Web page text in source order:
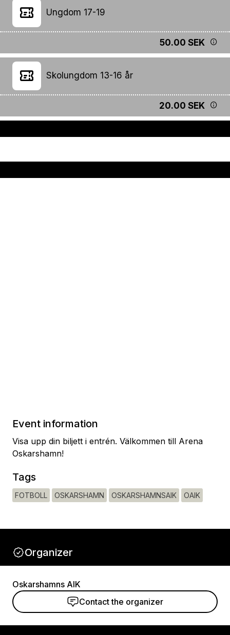
Ungdom 17-19
50.00 SEK
Skolungdom 13-16 år
20.00 SEK
Event information
Visa upp din biljett i entrén. Välkommen till Arena
Oskarshamn!
Tags
FOTBOLL OSKARSHAMN OSKARSHAMNSAIK OAIK
Organizer
Oskarshamns AIK
Contact the organizer